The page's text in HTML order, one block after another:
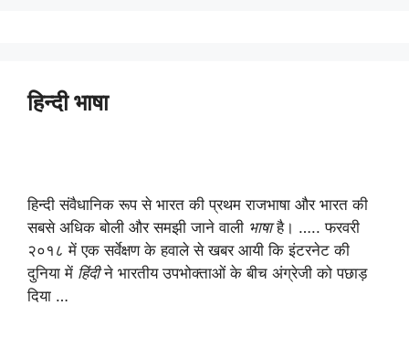
हिन्दी भाषा
हिन्दी संवैधानिक रूप से भारत की प्रथम राजभाषा और भारत की
सबसे अधिक बोली और समझी जाने वाली भाषाहै। ….. फरवरी
२०१८ में एक सर्वेक्षण के हवाले से खबर आयी कि इंटरनेट की
दुनिया में हिंदीने भारतीय उपभोक्ताओं के बीच अंग्रेजी को पछाड़
दिया …